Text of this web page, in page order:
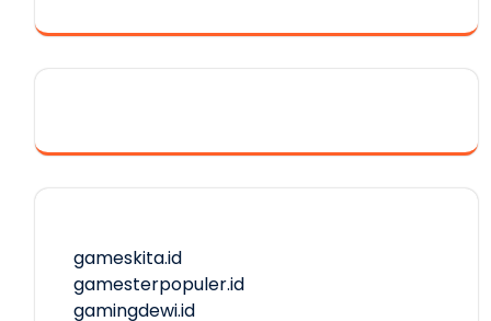
gameskita.id
gamesterpopuler.id
gamingdewi.id